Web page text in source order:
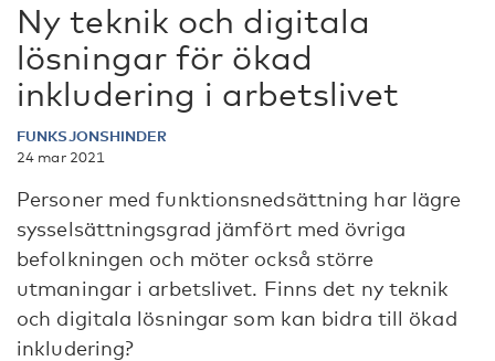
Ny teknik och digitala
lösningar för ökad
inkludering i arbetslivet
FUNKSJONSHINDER
24 mar 2021
Personer med funktionsnedsättning har lägre
sysselsättningsgrad jämfört med övriga
befolkningen och möter också större
utmaningar i arbetslivet. Finns det ny teknik
och digitala lösningar som kan bidra till ökad
inkludering?